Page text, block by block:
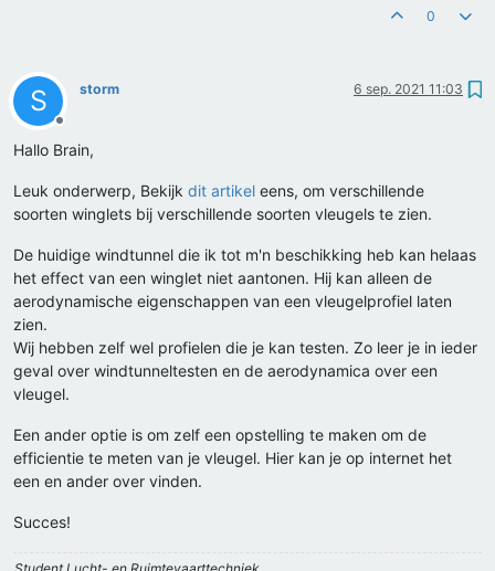
0
S
Offline
storm 6 sep. 2021 11:03
Hallo Brain,
Leuk onderwerp, Bekijk dit artikel eens, om verschillende
soorten winglets bij verschillende soorten vleugels te zien.
De huidige windtunnel die ik tot m'n beschikking heb kan helaas
het effect van een winglet niet aantonen. Hij kan alleen de
aerodynamische eigenschappen van een vleugelprofiel laten
zien.
Wij hebben zelf wel profielen die je kan testen. Zo leer je in ieder
geval over windtunneltesten en de aerodynamica over een
vleugel.
Een ander optie is om zelf een opstelling te maken om de
efficientie te meten van je vleugel. Hier kan je op internet het
een en ander over vinden.
Succes!